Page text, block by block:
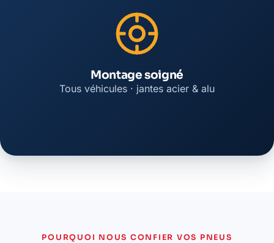
Montage soigné
Tous véhicules · jantes acier & alu
POURQUOI NOUS CONFIER VOS PNEUS